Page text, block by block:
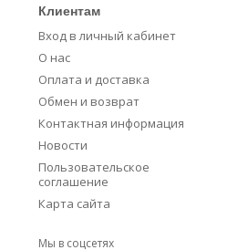
Клиентам
Вход в личный кабинет
О нас
Оплата и доставка
Обмен и возврат
Контактная информация
Новости
Пользовательское
соглашение
Карта сайта
Мы в соцсетях